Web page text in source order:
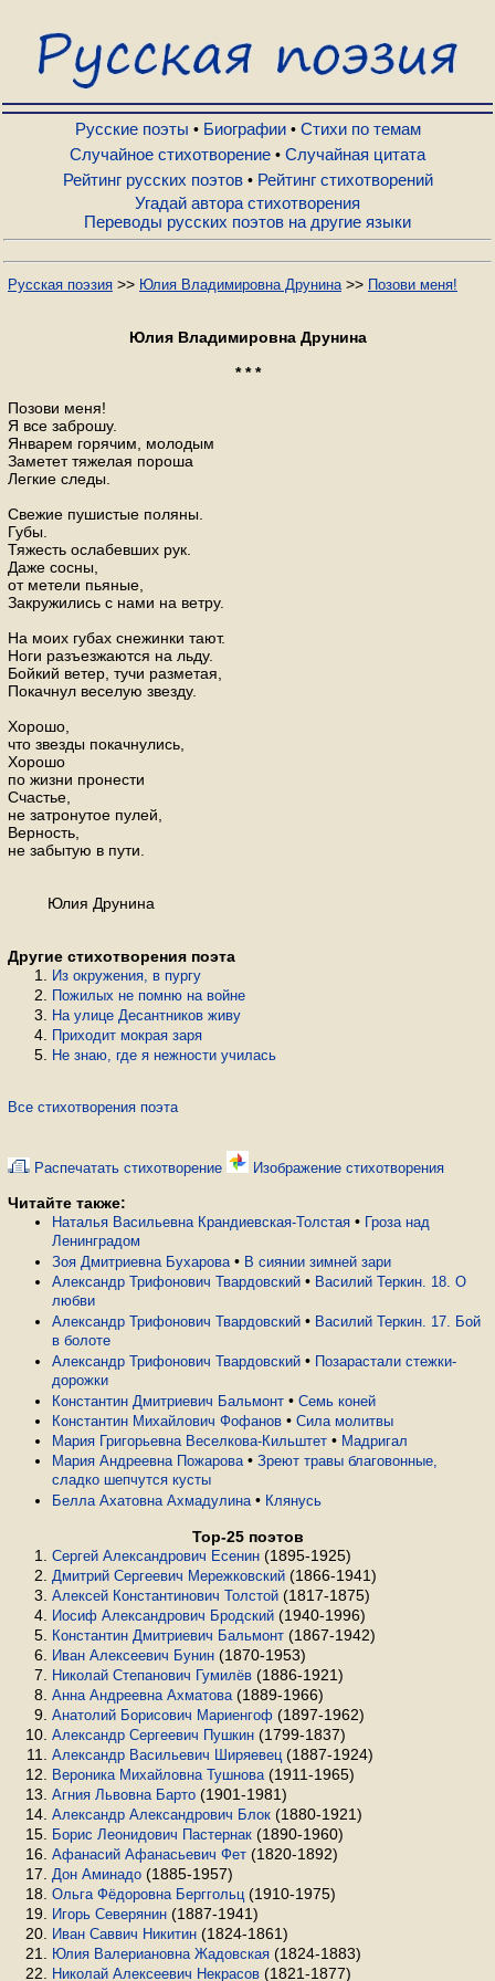
Русские поэты
Биографии
Стихи по темам
Случайное стихотворение
Рейтинг стихотворений
Русские поэты • Биографии• Стихи по темам
Случайное стихотворение • Случайная цитата
Рейтинг русских поэтов• Рейтинг стихотворений
Угадай автора стихотворения
Переводы русских поэтов на другие языки
Русская поэзия >> Юлия Владимировна Друнина >> Позови меня!
Юлия Владимировна Друнина
* * *
Позови меня!
Я все заброшу.
Январем горячим, молодым
Заметет тяжелая пороша
Легкие следы.
Свежие пушистые поляны.
Губы.
Тяжесть ослабевших рук.
Даже сосны,
от метели пьяные,
Закружились с нами на ветру.
На моих губах снежинки тают.
Ноги разъезжаются на льду.
Бойкий ветер, тучи разметая,
Покачнул веселую звезду.
Хорошо,
что звезды покачнулись,
Хорошо
по жизни пронести
Счастье,
не затронутое пулей,
Верность,
не забытую в пути.
Юлия Друнина
Другие стихотворения поэта
Из окружения, в пургу
Пожилых не помню на войне
На улице Десантников живу
Приходит мокрая заря
Не знаю, где я нежности училась
Все стихотворения поэта
Распечатать стихотворение Изображение стихотворения
Читайте также:
Наталья Васильевна Крандиевская-Толстая • Гроза над
Ленинградом
Зоя Дмитриевна Бухарова • В сиянии зимней зари
Александр Трифонович Твардовский • Василий Теркин. 18. О
любви
Александр Трифонович Твардовский • Василий Теркин. 17. Бой
в болоте
Александр Трифонович Твардовский • Позарастали стежки-
дорожки
Константин Дмитриевич Бальмонт • Семь коней
Константин Михайлович Фофанов • Сила молитвы
Мария Григорьевна Веселкова-Кильштет • Мадригал
Мария Андреевна Пожарова • Зреют травы благовонные,
сладко шепчутся кусты
Белла Ахатовна Ахмадулина • Клянусь
Top-25 поэтов
Сергей Александрович Есенин (1895-1925)
Дмитрий Сергеевич Мережковский (1866-1941)
Алексей Константинович Толстой (1817-1875)
Иосиф Александрович Бродский (1940-1996)
Константин Дмитриевич Бальмонт (1867-1942)
Иван Алексеевич Бунин (1870-1953)
Николай Степанович Гумилёв (1886-1921)
Анна Андреевна Ахматова (1889-1966)
Анатолий Борисович Мариенгоф (1897-1962)
Александр Сергеевич Пушкин (1799-1837)
Александр Васильевич Ширяевец (1887-1924)
Вероника Михайловна Тушнова (1911-1965)
Агния Львовна Барто (1901-1981)
Александр Александрович Блок (1880-1921)
Борис Леонидович Пастернак (1890-1960)
Афанасий Афанасьевич Фет (1820-1892)
Дон Аминадо (1885-1957)
Ольга Фёдоровна Берггольц (1910-1975)
Игорь Северянин (1887-1941)
Иван Саввич Никитин (1824-1861)
Юлия Валериановна Жадовская (1824-1883)
Николай Алексеевич Некрасов (1821-1877)